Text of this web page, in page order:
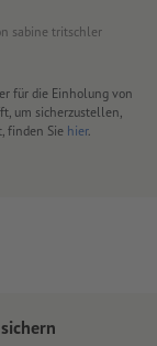
sabine tritschler
für die Einholung von
um sicherzustellen,
finden Sie hier.